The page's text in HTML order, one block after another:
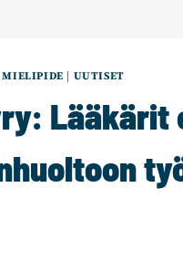
|MIELIPIDE UUTISET